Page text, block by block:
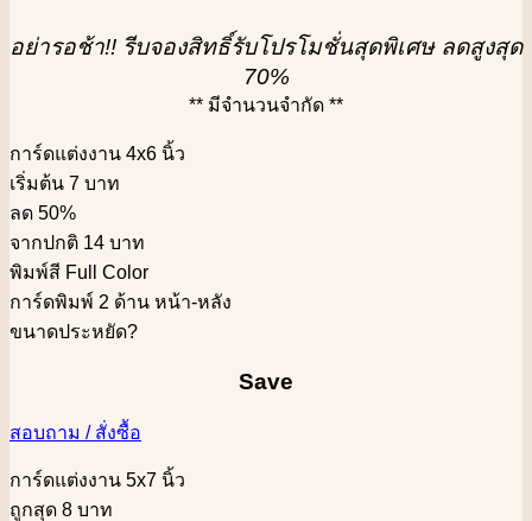
อย่ารอช้า!! รีบจองสิทธิ์รับโปรโมชั่นสุดพิเศษ ลดสูงสุด
70%
** มีจำนวนจำกัด **
การ์ดแต่งงาน 4x6 นิ้ว
เริ่มต้น 7 บาท
ลด 50%
จากปกติ 14 บาท
พิมพ์สี Full Color
การ์ดพิมพ์ 2 ด้าน หน้า-หลัง
ขนาดประหยัด?
Save
สอบถาม / สั่งซื้อ
การ์ดแต่งงาน 5x7 นิ้ว
ถูกสุด 8 บาท